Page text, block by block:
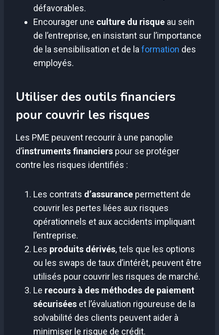
défavorables.
Encourager une culture du risque au sein
de l’entreprise, en insistant sur l’importance
de la sensibilisation et de la formation des
employés.
Utiliser des outils financiers
pour couvrir les risques
Les PME peuvent recourir à une panoplie
d’instruments financiers pour se protéger
contre les risques identifiés :
Les contrats d’assurance permettent de
couvrir les pertes liées aux risques
opérationnels et aux accidents impliquant
l’entreprise.
Les produits dérivés, tels que les options
ou les swaps de taux d’intérêt, peuvent être
utilisés pour couvrir les risques de marché.
Le recours à des méthodes de paiement
sécurisées et l’évaluation rigoureuse de la
solvabilité des clients peuvent aider à
minimiser le risque de crédit.